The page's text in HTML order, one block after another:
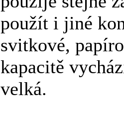
použít i jiné
svitkové,
kapacitě
velká.